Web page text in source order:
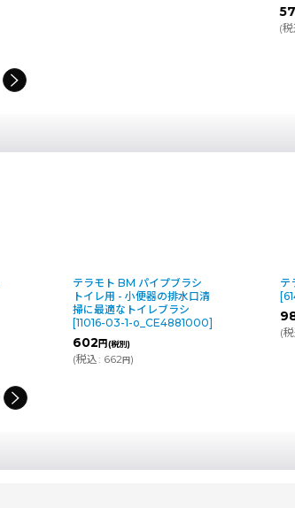
(
テラモト BM パイプブラシ
トイレ用 - 小便器の排水口清
掃に最適なトイレブラシ
11016-03-1-o_CE4881000]
602円(税別)
税込: 662 円)
テラ
980
税込: